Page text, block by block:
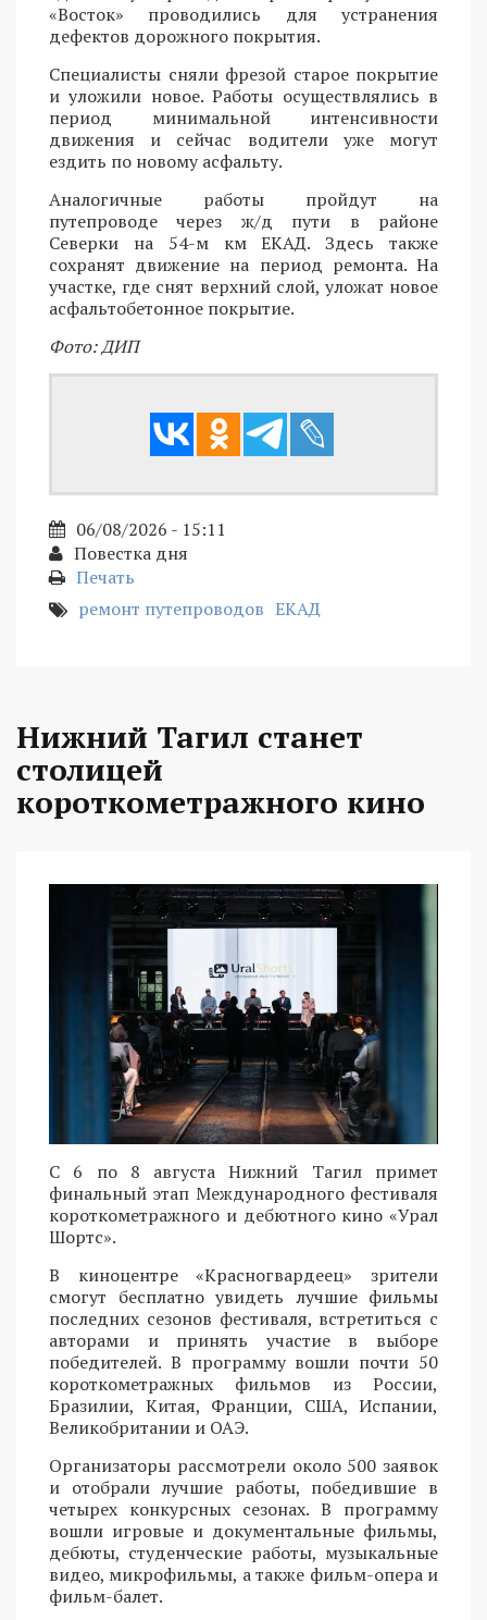
«Восток» проводились для устранения
дефектов дорожного покрытия.
Специалисты сняли фрезой старое покрытие
и уложили новое. Работы осуществлялись в
период минимальной интенсивности
движения и сейчас водители уже могут
ездить по новому асфальту.
Аналогичные работы пройдут на
путепроводе через ж/д пути в районе
Северки на 54-м км ЕКАД. Здесь также
сохранят движение на период ремонта. На
участке, где снят верхний слой, уложат новое
асфальтобетонное покрытие.
Фото: ДИП
06/08/2026 - 15:11
Повестка дня
Печать
ремонт путепроводов ЕКАД
Нижний Тагил станет
столицей
короткометражного кино
С 6 по 8 августа Нижний Тагил примет
финальный этап Международного фестиваля
короткометражного и дебютного кино «Урал
Шортс».
В киноцентре «Красногвардеец» зрители
смогут бесплатно увидеть лучшие фильмы
последних сезонов фестиваля, встретиться с
авторами и принять участие в выборе
победителей. В программу вошли почти 50
короткометражных фильмов из России,
Бразилии, Китая, Франции, США, Испании,
Великобритании и ОАЭ.
Организаторы рассмотрели около 500 заявок
и отобрали лучшие работы, победившие в
четырех конкурсных сезонах. В программу
вошли игровые и документальные фильмы,
дебюты, студенческие работы, музыкальные
видео, микрофильмы, а также фильм-опера и
фильм-балет.